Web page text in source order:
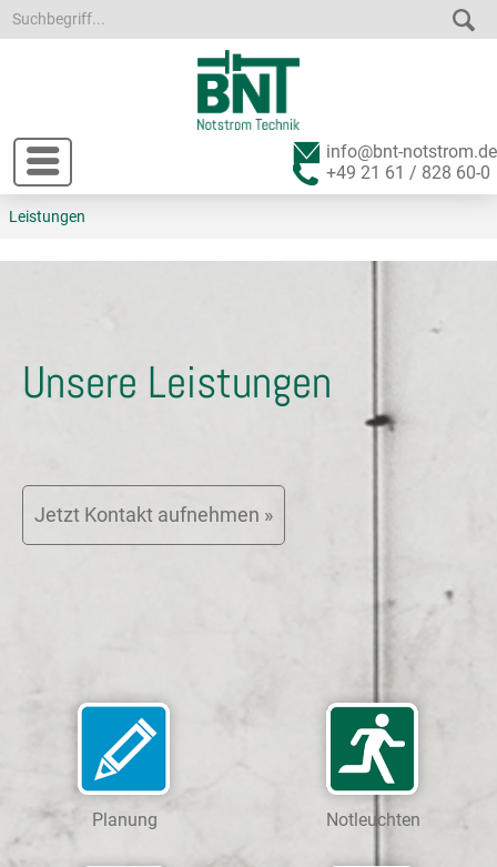
info@bnt-notstrom.de
+49 21 61 / 828 60-0
Leistungen
Unsere Leistungen
Jetzt Kontakt aufnehmen »
Planung Notleuchten